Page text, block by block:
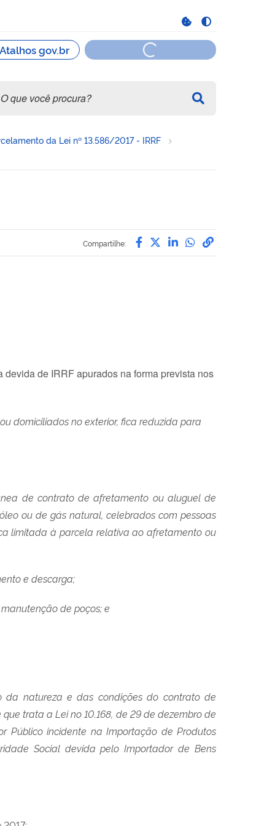
da Lei nº 13.586/2017 - IRRF
Compartilhe: Compartilhe por Facebook
Compartilhe por
Compartilhe por
Compartilhe
link para
de IRRF apurados na forma prevista nos
domiciliados no exterior, fica reduzida para
de contrato de afretamento ou aluguel de
ou de gás natural, celebrados com pessoas
limitada à parcela relativa ao afretamento ou
e descarga;
de poços; e
da natureza e das condições do contrato de
trata a Lei no 10.168, de 29 de dezembro de
Público incidente na Importação de Produtos
Social devida pelo Importador de Bens